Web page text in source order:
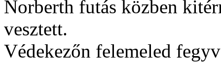
Norberth futás közben
vesztett.
Védekezőn felemeled